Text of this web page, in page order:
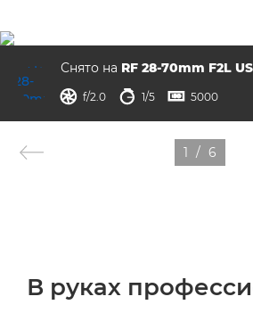
Снято на RF 28-70mm F2L
диафрагма
 f/2.0 выдержка
 1/5 ISO
 5000
1 / 6
В руках